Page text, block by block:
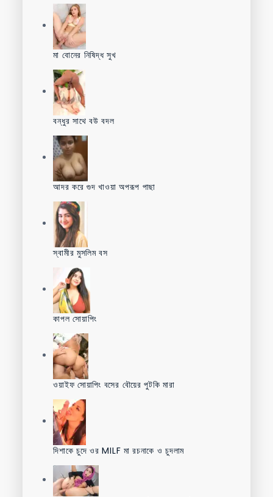
মা বোনের নিষিদ্ধ সুখ
বন্ধুর সাথে বউ বদল
আদর করে গুদ খাওয়া অপরূপ পাছা
স্বামীর মুসলিম বস
কাপল সোয়াপিং
ওয়াইফ সোয়াপিং বসের বৌয়ের পুটকি মারা
দিশাকে চুদে ওর MILF মা রচনাকে ও চুদলাম